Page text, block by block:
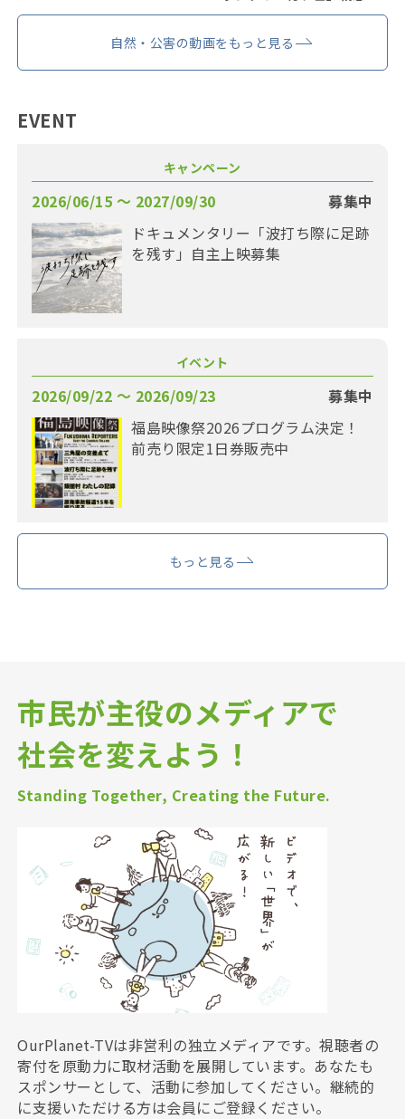
自然・公害の動画をもっと見る
EVENT
キャンペーン
2026/06/15 〜 2027/09/30
募集中
ドキュメンタリー「波打ち際に足跡
を残す」自主上映募集
イベント
2026/09/22 〜 2026/09/23
募集中
福島映像祭2026プログラム決定！
前売り限定1日券販売中
もっと見る
市民が主役のメディアで
社会を変えよう！
Standing Together, Creating the Future.
OurPlanet-TVは非営利の独立メディアです。視聴者の
寄付を原動力に取材活動を展開しています。あなたも
スポンサーとして、活動に参加してください。継続的
に支援いただける方は会員にご登録ください。